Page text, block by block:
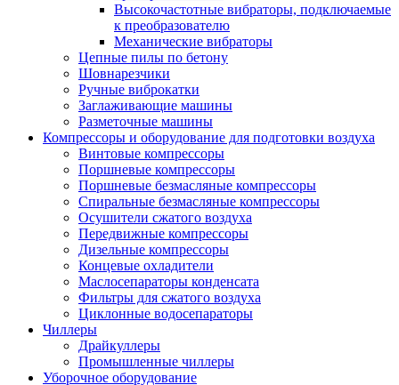
Высокочастотные вибраторы, подключаемые
к преобразователю
Механические вибраторы
Цепные пилы по бетону
Шовнарезчики
Ручные виброкатки
Заглаживающие машины
Разметочные машины
Компрессоры и оборудование для подготовки воздуха
Винтовые компрессоры
Поршневые компрессоры
Поршневые безмасляные компрессоры
Спиральные безмасляные компрессоры
Осушители сжатого воздуха
Передвижные компрессоры
Дизельные компрессоры
Концевые охладители
Маслосепараторы конденсата
Фильтры для сжатого воздуха
Циклонные водосепараторы
Чиллеры
Драйкуллеры
Промышленные чиллеры
Уборочное оборудование